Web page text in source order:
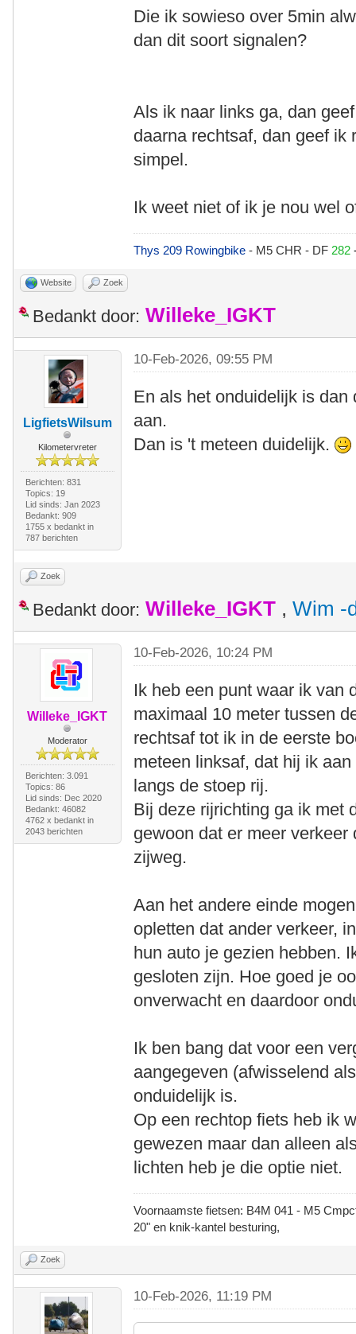
Die ik sowieso over 5min
dan dit soort signalen?
Als ik naar links ga, dan
daarna rechtsaf, dan geef ik
simpel.
Ik weet niet of ik je nou wel
Thys 209 Rowingbike- M5 CHR - DF 282
Website Zoek
Bedankt door: Willeke_IGKT
LigfietsWilsum
Kilometervreter
Berichten: 831
Topics: 19
Lid sinds: Jan 2023
Bedankt: 909
1755 x bedankt in
787 berichten
10-Feb-2026, 09:55 PM
En als het onduidelijk is
aan.
Dan is 't meteen duidelijk.
Zoek
Bedankt door: Willeke_IGKT , Wim -
Willeke_IGKT
Moderator
Berichten: 3.091
Topics: 86
Lid sinds: Dec 2020
Bedankt: 46082
4762 x bedankt in
2043 berichten
10-Feb-2026, 10:24 PM
Ik heb een punt waar ik van
maximaal 10 meter tussen
rechtsaf tot ik in de eerste
meteen linksaf, dat hij ik
langs de stoep rij.
Bij deze rijrichting ga ik met
gewoon dat er meer
zijweg.
Aan het andere einde
opletten dat ander verkeer,
hun auto je gezien hebben.
gesloten zijn. Hoe goed je
onverwacht en daardoor
Ik ben bang dat voor een
aangegeven (afwisselend
onduidelijk is.
Op een rechtop fiets heb ik
gewezen maar dan alleen
lichten heb je die optie niet.
Voornaamste fietsen: B4M 041 - M5
20" en knik-kantel besturing,
Zoek
10-Feb-2026, 11:19 PM